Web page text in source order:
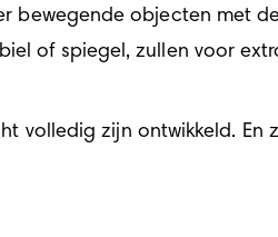
bewegende objecten met
of spiegel, zullen voor
volledig zijn ontwikkeld.